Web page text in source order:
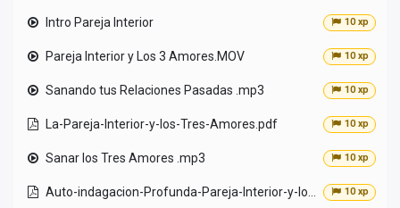
Intro Pareja Interior 10 xp
Pareja Interior y Los 3 Amores.MOV 10 xp
Sanando tus Relaciones Pasadas .mp3 10 xp
La-Pareja-Interior-y-los-Tres-Amores.pdf 10 xp
Sanar los Tres Amores .mp3 10 xp
10 xp